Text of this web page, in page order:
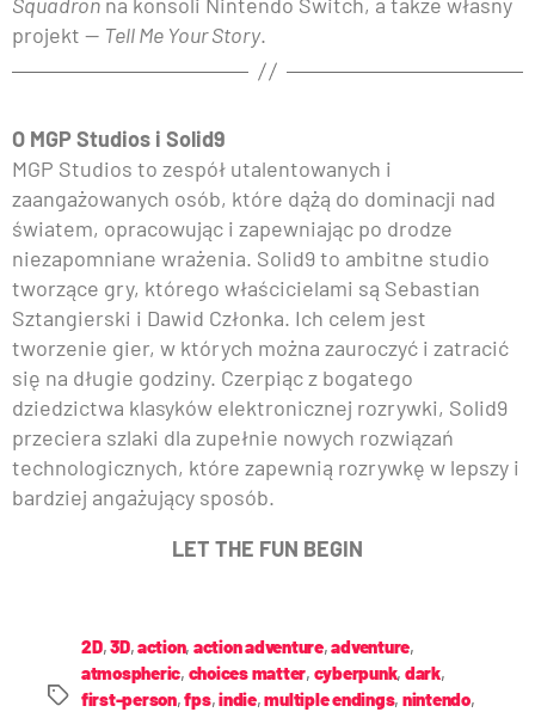
projekt — Tell Me Your Story.
O MGP Studios i Solid9
MGP Studios to zespół utalentowanych i
zaangażowanych osób, które dążą do dominacji nad
światem, opracowując i zapewniając po drodze
niezapomniane wrażenia. Solid9 to ambitne studio
tworzące gry, którego właścicielami są Sebastian
Sztangierski i Dawid Członka. Ich celem jest
tworzenie gier, w których można zauroczyć i zatracić
się na długie godziny. Czerpiąc z bogatego
dziedzictwa klasyków elektronicznej rozrywki, Solid9
przeciera szlaki dla zupełnie nowych rozwiązań
technologicznych, które zapewnią rozrywkę w lepszy i
bardziej angażujący sposób.
LET THE FUN BEGIN
2D,3D,action, action adventure,adventure,
atmospheric, choices matter, cyberpunk, dark,
first-person,fps,indie,multiple endings, nintendo,